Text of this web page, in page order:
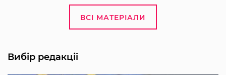
ВСІ МАТЕРІАЛИ
Вибір редакції